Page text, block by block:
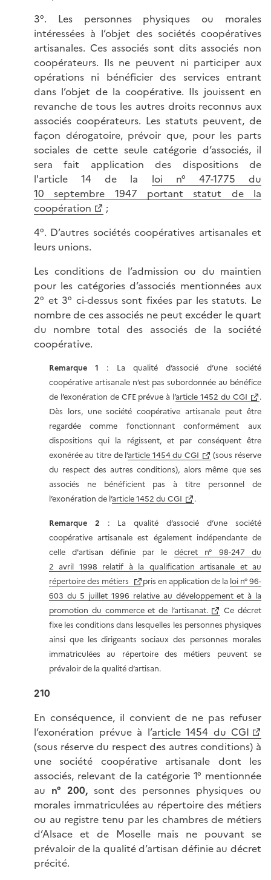
3°. Les personnes physiques ou morales
intéressées à l’objet des sociétés coopératives
artisanales. Ces associés sont dits associés non
coopérateurs. Ils ne peuvent ni participer aux
opérations ni bénéficier des services entrant
dans l’objet de la coopérative. Ils jouissent en
revanche de tous les autres droits reconnus aux
associés coopérateurs. Les statuts peuvent, de
façon dérogatoire, prévoir que, pour les parts
sociales de cette seule catégorie d’associés, il
sera fait application des dispositions de
l'article 14 de la loi n° 47-1775 du
10 septembre 1947 portant statut de la
coopération
;
4°. D’autres sociétés coopératives artisanales et
leurs unions.
Les conditions de l’admission ou du maintien
pour les catégories d’associés mentionnées aux
2° et 3° ci-dessus sont fixées par les statuts. Le
nombre de ces associés ne peut excéder le quart
du nombre total des associés de la société
coopérative.
Remarque 1 : La qualité d’associé d’une société
coopérative artisanale n’est pas subordonnée au bénéfice
de l’exonération de CFE prévue à l’article 1452 du CGI
.
Dès lors, une société coopérative artisanale peut être
regardée comme fonctionnant conformément aux
dispositions qui la régissent, et par conséquent être
exonérée au titre de l’article 1454 du CGI
(sous réserve
du respect des autres conditions), alors même que ses
associés ne bénéficient pas à titre personnel de
l’exonération de l’article 1452 du CGI .
Remarque 2 : La qualité d’associé d’une société
coopérative artisanale est également indépendante de
celle d'artisan définie par le décret n° 98-247 du
2 avril 1998 relatif à la qualification artisanale et au
répertoire des métiers
pris en application de la loi n° 96-
603 du 5 juillet 1996 relative au développement et à la
promotion du commerce et de l’artisanat.
Ce décret
fixe les conditions dans lesquelles les personnes physiques
ainsi que les dirigeants sociaux des personnes morales
immatriculées au répertoire des métiers peuvent se
prévaloir de la qualité d’artisan.
210
En conséquence, il convient de ne pas refuser
l’exonération prévue à l’article 1454 du CGI
(sous réserve du respect des autres conditions) à
une société coopérative artisanale dont les
associés, relevant de la catégorie 1° mentionnée
au n° 200,sont des personnes physiques ou
morales immatriculées au répertoire des métiers
ou au registre tenu par les chambres de métiers
d’Alsace et de Moselle mais ne pouvant se
prévaloir de la qualité d’artisan définie au décret
précité.